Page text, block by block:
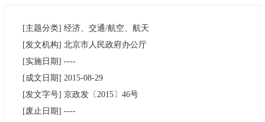
各区热点
市领导
[主题分类] 经济、交通/航空、航天
[发文机构] 北京市人民政府办公厅
[实施日期] ----
[成文日期] 2015-08-29
[发文字号] 京政发〔2015〕 46号
[废止日期] ----